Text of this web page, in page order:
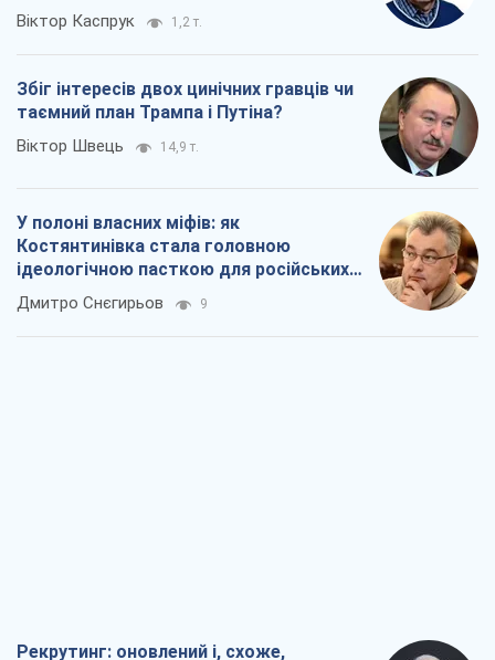
Віктор Каспрук 1,2 т.
Збіг інтересів двох цинічних гравців чи
таємний план Трампа і Путіна?
Віктор Швець 14,9 т.
У полоні власних міфів: як
Костянтинівка стала головною
ідеологічною пасткою для російських
окупантів
Дмитро Снєгирьов 9
Рекрутинг: оновлений і, схоже,